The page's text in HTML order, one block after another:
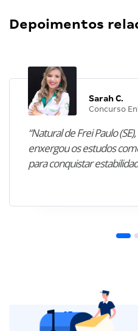
Depoimentos
Sarah C.
Concurso
“Natural de Frei Paulo
enxergou os estudos
para conquistar